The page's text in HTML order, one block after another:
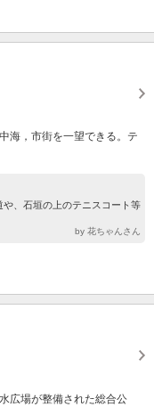
海，市街を一望できる。テ
、石垣の上のテニスコート等
by 花ちゃんさん
広場が整備された総合公